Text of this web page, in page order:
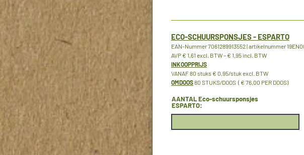
ECO-SCHUURSPONSJES - ESPARTO
EAN-Nummer 7061289913552 | artikelnummer
AVP € 1,61 excl. BTW – € 1,95 incl. BTW
INKOOPPRIJS
VANAF 80 stuks € 0,95/stuk excl. BTW
OMDOOS80 STUKS/DOOS ( € 76,00 PER DOOS)
AANTAL Eco-schuursponsjes
ESPARTO: